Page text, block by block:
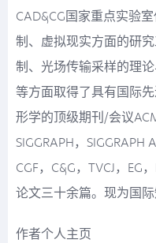
CAD&CG国家重点实验
制、虚拟现实方面的研
制、光场传输采样的理
等方面取得了具有国际
形学的顶级期刊/会议
SIGGRAPH，SIGGRAPH
CGF，C&G，TVCJ，EG
论文三十余篇。现为国际
作者个人主页